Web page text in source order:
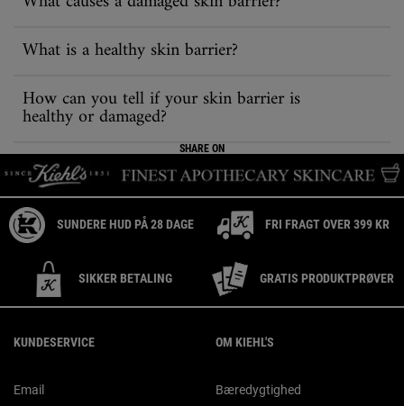
What is a healthy skin barrier?
How can you tell if your skin barrier is
healthy or damaged?
SHARE ON
SUNDERE HUD PÅ 28 DAGE FRI FRAGT OVER 399 KR
SIKKER BETALING GRATIS PRODUKTPRØVER
KUNDESERVICE
Email
OM KIEHL'S
Bæredygtighed